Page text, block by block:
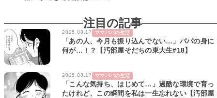
注目の記事
2025.08.17 ママパパの生活
「あの人、今月も振り込んでない…」パパの身に
何が…！？【汚部屋そだちの東大生#18】
2025.08.17 ママパパの生活
「こんな気持ち、はじめて…」過酷な環境で育っ
たけれど、この瞬間を私は一生忘れない【汚部屋